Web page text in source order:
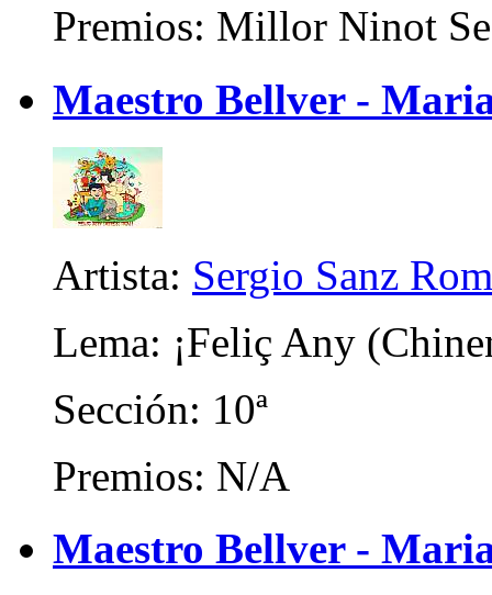
Premios: Millor Ninot
Maestro Bellver -
Artista: Sergio Sanz
Lema: ¡Feliç Any
Sección: 10ª
Premios: N/A
Maestro Bellver -